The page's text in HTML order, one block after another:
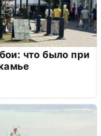
что было при